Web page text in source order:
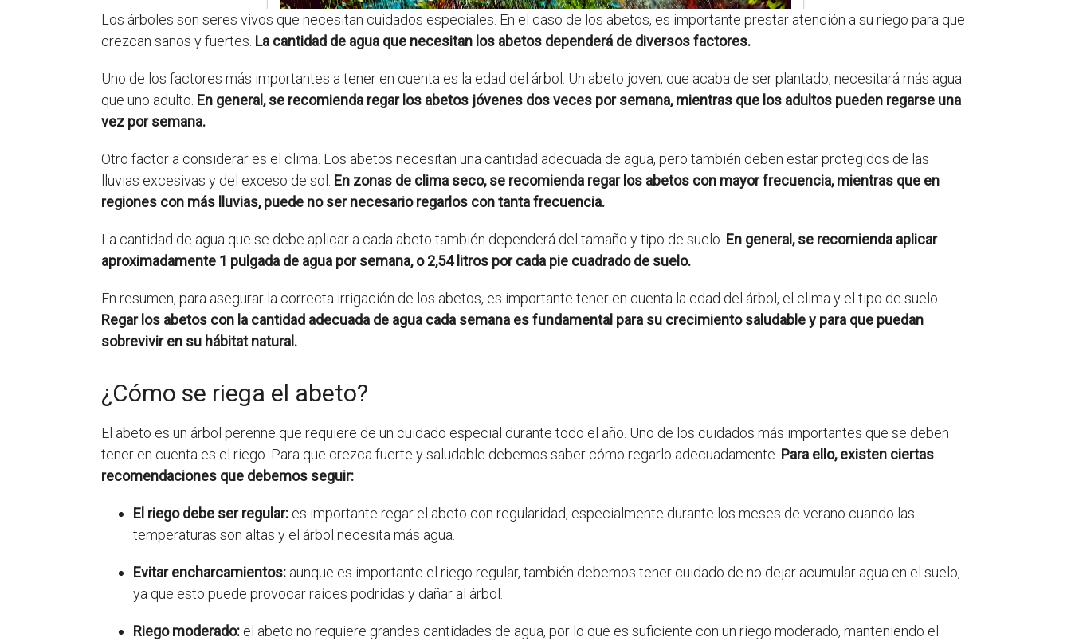
Los árboles son seres vivos que necesitan cuidados especiales. En el caso de los abetos, es importante prestar atención a su riego para que
crezcan sanos y fuertes. La cantidad de agua que necesitan los abetos dependerá de diversos factores.
Uno de los factores más importantes a tener en cuenta es la edad del árbol. Un abeto joven, que acaba de ser plantado, necesitará más agua
que uno adulto. En general, se recomienda regar los abetos jóvenes dos veces por semana, mientras que los adultos pueden regarse una
vez por semana.
Otro factor a considerar es el clima. Los abetos necesitan una cantidad adecuada de agua, pero también deben estar protegidos de las
lluvias excesivas y del exceso de sol. En zonas de clima seco, se recomienda regar los abetos con mayor frecuencia, mientras que en
regiones con más lluvias, puede no ser necesario regarlos con tanta frecuencia.
La cantidad de agua que se debe aplicar a cada abeto también dependerá del tamaño y tipo de suelo. En general, se recomienda aplicar
aproximadamente 1 pulgada de agua por semana, o 2,54 litros por cada pie cuadrado de suelo.
En resumen, para asegurar la correcta irrigación de los abetos, es importante tener en cuenta la edad del árbol, el clima y el tipo de suelo.
Regar los abetos con la cantidad adecuada de agua cada semana es fundamental para su crecimiento saludable y para que puedan
sobrevivir en su hábitat natural.
¿Cómo se riega el abeto?
El abeto es un árbol perenne que requiere de un cuidado especial durante todo el año. Uno de los cuidados más importantes que se deben
tener en cuenta es el riego. Para que crezca fuerte y saludable debemos saber cómo regarlo adecuadamente. Para ello, existen ciertas
recomendaciones que debemos seguir:
El riego debe ser regular: es importante regar el abeto con regularidad, especialmente durante los meses de verano cuando las
temperaturas son altas y el árbol necesita más agua.
Evitar encharcamientos: aunque es importante el riego regular, también debemos tener cuidado de no dejar acumular agua en el suelo,
ya que esto puede provocar raíces podridas y dañar al árbol.
Riego moderado: el abeto no requiere grandes cantidades de agua, por lo que es suficiente con un riego moderado, manteniendo el